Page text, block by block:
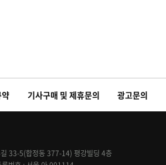
기사구매 및 제휴문의 광고문의
33-5(합정동 377-14) 평강빌딩 4층